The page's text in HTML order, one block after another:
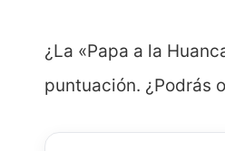
¿La «Papa a la
puntuación. ¿Podrás